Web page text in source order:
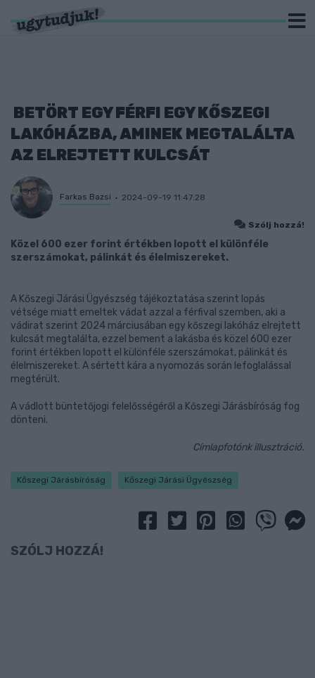
BETÖRT EGY FÉRFI EGY KŐSZEGI
LAKÓHÁZBA, AMINEK MEGTALÁLTA
AZ ELREJTETT KULCSÁT
Farkas Bazsi 2024-09-19 11:47:28
Szólj hozzá!
Közel 600 ezer forint értékben lopott el különféle
szerszámokat, pálinkát és élelmiszereket.
A Kőszegi Járási Ügyészség tájékoztatása szerint lopás
vétsége miatt emeltek vádat azzal a férfival szemben, aki a
vádirat szerint 2024 márciusában egy kőszegi lakóház elrejtett
kulcsát megtalálta, ezzel bement a lakásba és közel 600 ezer
forint értékben lopott el különféle szerszámokat, pálinkát és
élelmiszereket. A sértett kára a nyomozás során lefoglalással
megtérült.
A vádlott büntetőjogi felelősségéről a Kőszegi Járásbíróság fog
dönteni.
Címlapfotónk illusztráció.
Kőszegi Járásbíróság Kőszegi Járási Ügyészség
SZÓLJ HOZZÁ!